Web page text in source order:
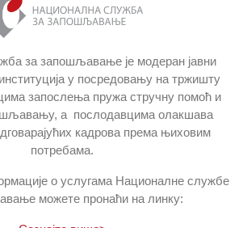
за запошљавање је модеран јавни
у посредовању на тржишту
запослења пружа стручну помоћ и
а послодавцима олакшава
кадрова према њиховим
потребама.
о услугама Националне службе
можете пронаћи на линку: